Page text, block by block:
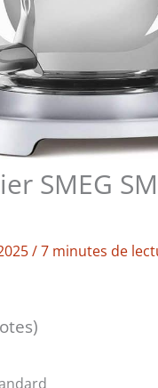
SMEG
/7 minutes de